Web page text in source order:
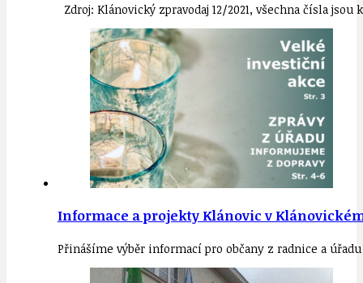
Zdroj: Klánovický zpravodaj 12/2021, všechna čísla
Informace a projekty Klánovic v
Přinášíme výběr informací pro občany z radnice a